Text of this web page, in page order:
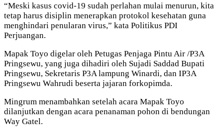
“Meski kasus covid-19 sudah perlahan mulai menurun, kita
tetap harus disiplin menerapkan protokol kesehatan guna
menghindari penularan virus,” kata Politikus PDI
Perjuangan.
Mapak Toyo digelar oleh Petugas Penjaga Pintu Air /P3A
Pringsewu, yang juga dihadiri oleh Sujadi Saddad Bupati
Pringsewu, Sekretaris P3A lampung Winardi, dan IP3A
Pringsewu Wahrudi beserta jajaran forkopimda.
Mingrum menambahkan setelah acara Mapak Toyo
dilanjutkan dengan acara penanaman pohon di bendungan
Way Gatel.